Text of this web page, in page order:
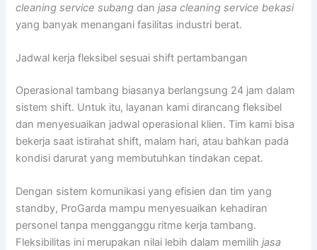
cleaning service subang danjasa cleaning service bekasi
yang banyak menangani fasilitas industri berat.
Jadwal kerja fleksibel sesuai shift pertambangan
Operasional tambang biasanya berlangsung 24 jam dalam
sistem shift. Untuk itu, layanan kami dirancang fleksibel
dan menyesuaikan jadwal operasional klien. Tim kami bisa
bekerja saat istirahat shift, malam hari, atau bahkan pada
kondisi darurat yang membutuhkan tindakan cepat.
Dengan sistem komunikasi yang efisien dan tim yang
standby, ProGarda mampu menyesuaikan kehadiran
personel tanpa mengganggu ritme kerja tambang.
Fleksibilitas ini merupakan nilai lebih dalam memilihjasa